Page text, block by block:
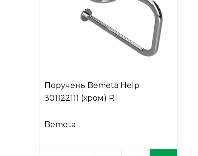
Поручень Bemeta Help
301122111 (хром) R
Bemeta